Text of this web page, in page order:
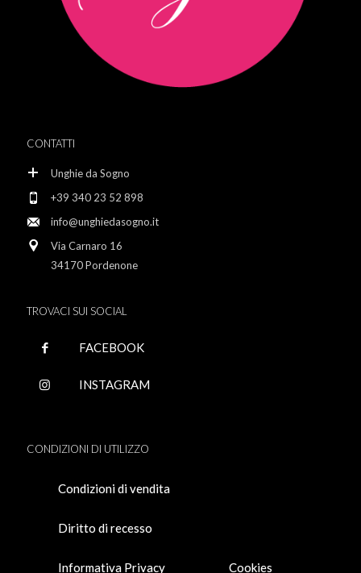
CONTATTI
Unghie da Sogno
+39 340 23 52 898
info@unghiedasogno.it
Via Carnaro 16
34170 Pordenone
TROVACI SUI SOCIAL
FACEBOOK
INSTAGRAM
CONDIZIONI DI UTILIZZO
Condizioni di vendita
Diritto di recesso
Informativa Privacy Cookies